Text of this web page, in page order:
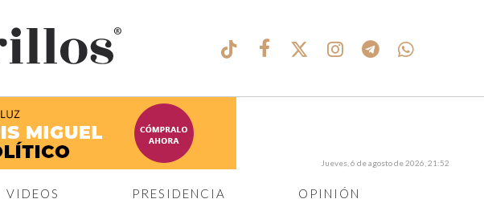
®
VIDEOS PRESIDENCIA OPINIÓN
Jueves, 6 de agosto de 2026, 21:52